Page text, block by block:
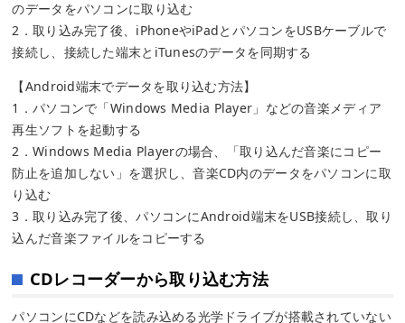
のデータをパソコンに取り込む
2．取り込み完了後、iPhoneやiPadとパソコンをUSBケーブルで
接続し、接続した端末とiTunesのデータを同期する
【Android端末でデータを取り込む方法】
1．パソコンで「Windows Media Player」などの音楽メディア
再生ソフトを起動する
2．Windows Media Playerの場合、「取り込んだ音楽にコピー
防止を追加しない」を選択し、音楽CD内のデータをパソコンに取
り込む
3．取り込み完了後、パソコンにAndroid端末をUSB接続し、取り
込んだ音楽ファイルをコピーする
CDレコーダーから取り込む方法
パソコンにCDなどを読み込める光学ドライブが搭載されていない